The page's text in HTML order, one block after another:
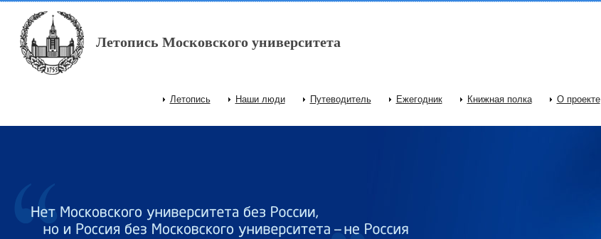
Перейти к основному содержанию
Летопись Московского университета
Главное меню
Летопись Наши люди Путеводитель Ежегодник Книжная полка О проекте